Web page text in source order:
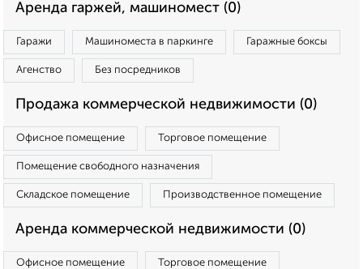
Аренда гаржей, машиномест (0)
Гаражи Машиноместа в паркинге Гаражные боксы
Агенство Без посредников
Продажа коммерческой недвижимости (0)
Офисное помещение Торговое помещение
Помещение свободного назначения
Складское помещение Производственное помещение
Аренда коммерческой недвижимости (0)
Офисное помещение Торговое помещение